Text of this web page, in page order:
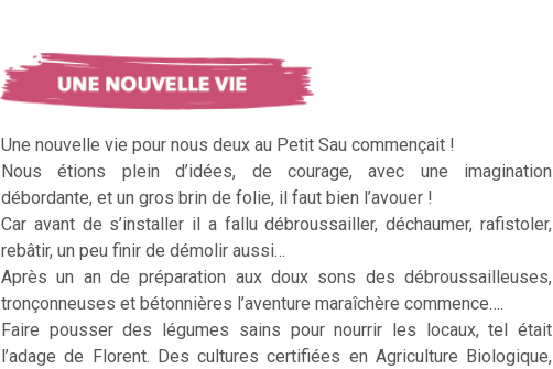
Une nouvelle vie pour nous deux au Petit Sau commençait !
Nous étions plein d’idées, de courage, avec une imagination
débordante, et un gros brin de folie, il faut bien l’avouer !
Car avant de s’installer il a fallu débroussailler, déchaumer, rafistoler,
rebâtir, un peu finir de démolir aussi…
Après un an de préparation aux doux sons des débroussailleuses,
tronçonneuses et bétonnières l’aventure maraîchère commence….
Faire pousser des légumes sains pour nourrir les locaux, tel était
l’adage de Florent. Des cultures certifiées en Agriculture Biologique,